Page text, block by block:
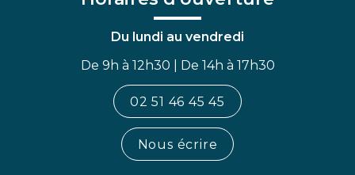
Du lundi au vendredi
De 9h à 12h30 | De 14h à 17h30
02 51 46 45 45
Nous écrire